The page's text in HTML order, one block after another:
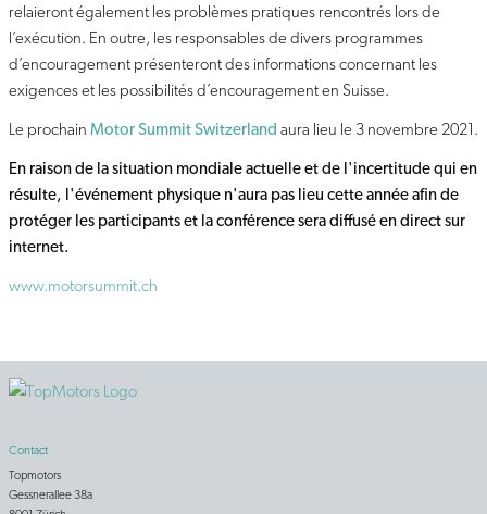
relaieront également les problèmes pratiques rencontrés lors de
l’exécution. En outre, les responsables de divers programmes
d’encouragement présenteront des informations concernant les
exigences et les possibilités d’encouragement en Suisse.
Le prochain Motor Summit Switzerland aura lieu le 3 novembre 2021.
En raison de la situation mondiale actuelle et de l'incertitude qui en
résulte, l'événement physique n'aura pas lieu cette année afin de
protéger les participants et la conférence sera diffusé en direct sur
internet.
www.motorsummit.ch
Contact
Topmotors
Gessnerallee 38a